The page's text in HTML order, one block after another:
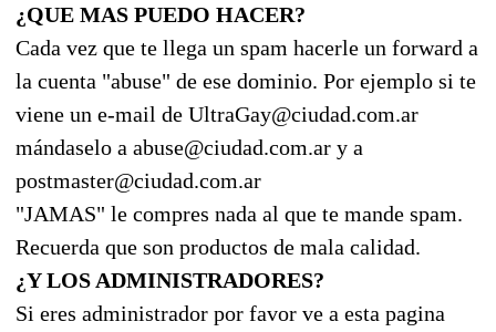
¿QUE MAS PUEDO HACER?
Cada vez que te llega un spam hacerle un forward a
la cuenta "abuse" de ese dominio. Por ejemplo si te
viene un e-mail de UltraGay@ciudad.com.ar
mándaselo a abuse@ciudad.com.ar y a
postmaster@ciudad.com.ar
"JAMAS" le compres nada al que te mande spam.
Recuerda que son productos de mala calidad.
¿Y LOS ADMINISTRADORES?
Si eres administrador por favor ve a esta pagina